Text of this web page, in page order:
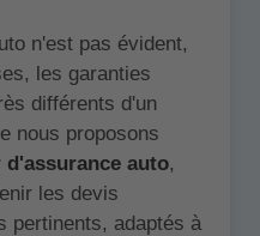
n'est pas évident,
les garanties
différents d'un
nous proposons
auto,
les devis
pertinents, adaptés à